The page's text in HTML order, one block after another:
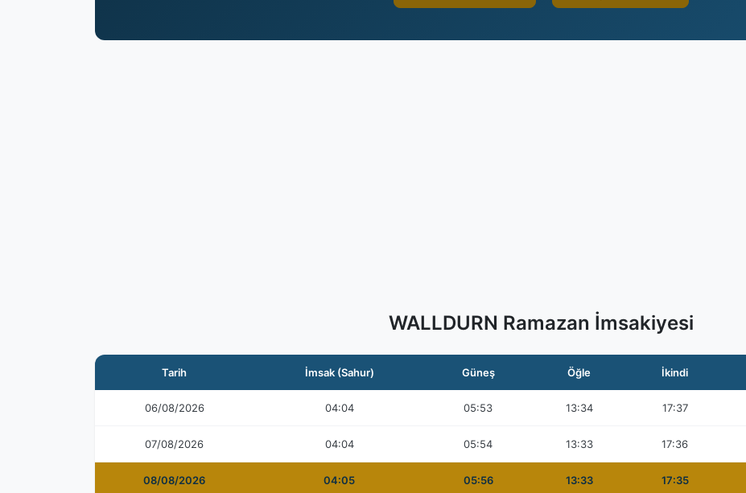
WALLDURN Ramazan İmsakiyesi
Tarih İmsak (Sahur) Güneş Öğle İkindi
06/08/2026 04:04 05:53 13:34 17:37
07/08/2026 04:04 05:54 13:33 17:36
08/08/2026 04:05 05:56 13:33 17:35